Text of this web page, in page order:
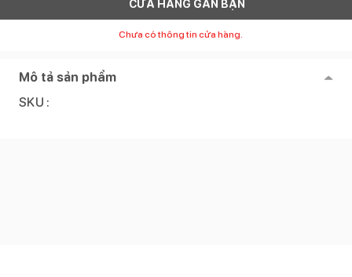
CỬA HÀNG GẦN BẠN
Chưa có thông tin cửa hàng.
Mô tả sản phẩm
SKU :